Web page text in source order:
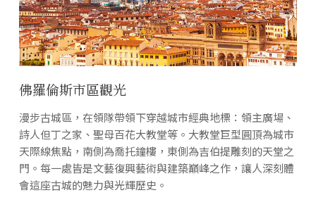
佛羅倫斯市區觀光
漫步古城區，在領隊帶領下穿越城市經典地標：領主廣場、
詩人但丁之家、聖母百花大教堂等。大教堂巨型圓頂為城市
天際線焦點，南側為喬托鐘樓，東側為吉伯提雕刻的天堂之
門。每一處皆是文藝復興藝術與建築巔峰之作，讓人深刻體
會這座古城的魅力與光輝歷史。